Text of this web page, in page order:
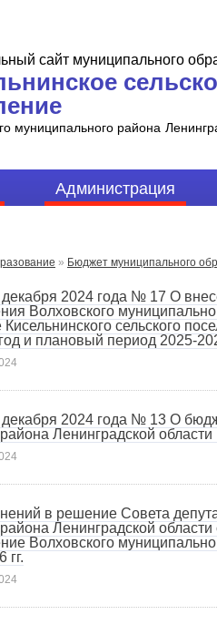
сайт муниципального
муниципального района
Администрация
» Бюджет муниципального
2024 года № 17 О
Волховского
сельского
и плановый период 2025-
2024 года № 13 О
Ленинградской
в решение Совета
Ленинградской
Волховского
гг.